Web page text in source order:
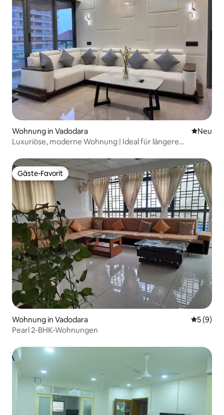
Wohnung in Vadodara Neue
Neu
Luxuriöse, moderne Wohnung | Ideal für längere
Gäste-Favorit
Gäste-Favorit
Wohnung in Vadodara
5 (9)
Pearl 2-BHK-Wohnungen